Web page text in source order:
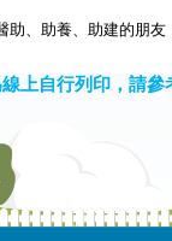
、助養、助建的朋
線上自行列印，請參